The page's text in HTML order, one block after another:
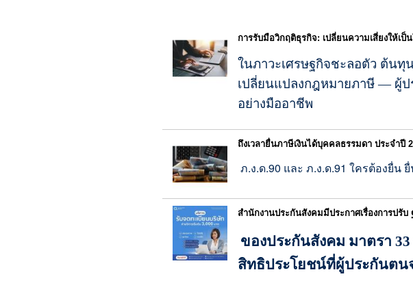
การรับมือวิกฤติธุรกิจ: เปลี่ยนความเสี่ยงให้เป็
ในภาวะเศรษฐกิจชะลอตัว ต้นทุ
เปลี่ยนแปลงกฎหมายภาษี — ผู้ป
อย่างมืออาชีพ
ถึงเวลายื่นภาษีเงินได้บุคคลธรรมดา ประจำปี
ภ.ง.ด.90 และ ภ.ง.ด.91 ใครต้องยื่น ยื่
สำนักงานประกันสังคมมีประกาศเรื่องการปรั
ของประกันสังคม มาตรา
สิทธิประโยชน์ที่ผู้ประกันตน